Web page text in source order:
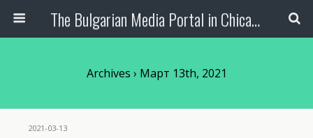
The Bulgarian Media Portal in Chicago
Archives › Март 13th, 2021
2021-03-13